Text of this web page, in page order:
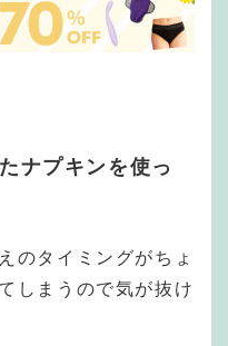
ナプキンを使っ
のタイミングがちょ
しまうので気が抜け